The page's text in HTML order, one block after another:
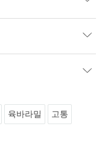
육바라밀 고통